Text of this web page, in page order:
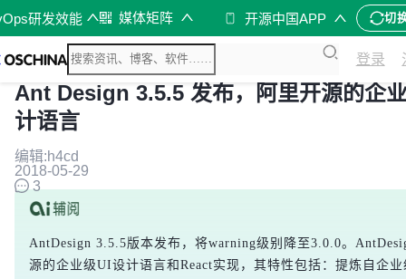
研发效能 媒体矩阵 开源中国APP 切
登录
Ant Design 3.5.5 发布，阿里开源的企
计语言
编辑:h4cd
2018-05-29
3
AntDesign 3.5.5版本发布，将warning级别降至3.0.0。
源的企业级UI设计语言和React实现，其特性包括：提炼自企